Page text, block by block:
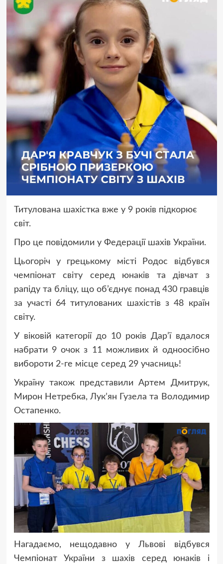
Титулована шахістка вже у 9 років підкорює
світ.
Про це повідомили у Федерації шахів України.
Цьогоріч у грецькому місті Родос відбувся
чемпіонат світу серед юнаків та дівчат з
рапіду та бліцу, що об’єднує понад 430 гравців
за участі 64 титулованих шахістів з 48 країн
світу.
У віковій категорії до 10 років Дар’ї вдалося
набрати 9 очок з 11 можливих й одноосібно
вибороти 2-ге місце серед 29 учасниць!
Україну також представили Артем Дмитрук,
Мирон Нетребка, Лукʼян Гузела та Володимир
Остапенко.
Нагадаємо, нещодавно у Львові відбувся
Чемпіонат України з шахів серед юнаків і